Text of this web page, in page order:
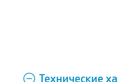
Технические